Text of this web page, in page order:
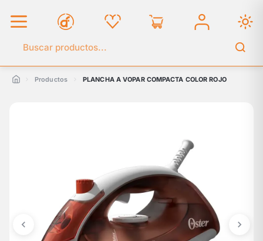
Buscar en el catálogo
Productos PLANCHA A VOPAR COMPACTA COLOR ROJO